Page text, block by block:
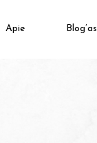
Apie Blog’as